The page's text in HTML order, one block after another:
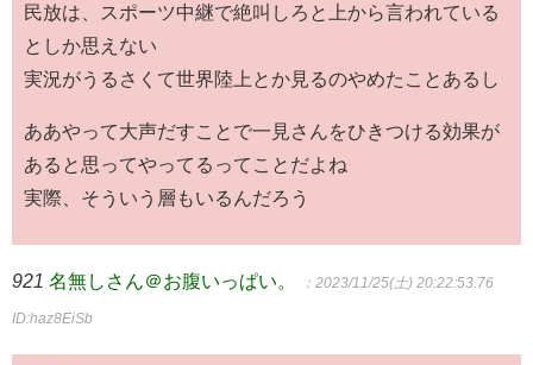
民放は、スポーツ中継で絶叫しろと上から言われている
としか思えない
実況がうるさくて世界陸上とか見るのやめたことあるし
ああやって大声だすことで一見さんをひきつける効果が
あると思ってやってるってことだよね
実際、そういう層もいるんだろう
921 名無しさん＠お腹いっぱい。 ：2023/11/25(土) 20:22:53.76
ID:haz8EiSb